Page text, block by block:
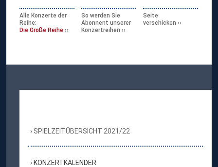
Alle Konzerte der
Reihe:
Die Große Reihe
So werden Sie
Abonnent unserer
Konzertreihen
Seite
verschicken
SPIELZEITÜBERSICHT 2021/22
KONZERTKALENDER